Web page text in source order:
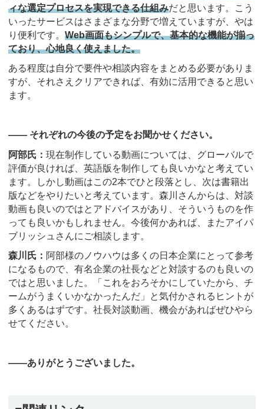
ィな選定プロセスを実現できる仕組みだと思います。こう
いったサービスはさまざまな分野で増えていますが、やは
り便利です。 Web画面もシンプルで、基本的な機能が揃っ
ており、心地良く使えました。
ある程度は自分で要件や相談内容をまとめる必要がありま
すが、それさえクリアできれば、有効に活用できると思い
ます。
―― それぞれの今後の予定をお聞かせください。
阿部氏： 現在制作している動画については、グローバルで
評価が良ければ、英語版を制作しても良いかなと考えてい
ます。しかし動画はこの2本でひと段落とし、次は書籍出
版などをやりたいと考えています。森川さんからは、対談
動画も良いのではとアドバイスがあり、そういうものを作
っても良いかもしれません。今後何かあれば、またアイパ
ブリッシュさんにご相談します。
森川氏： 阿部様のノウハウは多くの日本企業にとって参考
になるもので、有名企業の社長などと対談するのも良いの
ではと思いました。「これをおろそかにしていたから、チ
ームがうまくいかなかったんだ」と気付かされるヒントが
多くあるはずです。社長対談動画、機会があればぜひやら
せてください。
――ありがとうございました。